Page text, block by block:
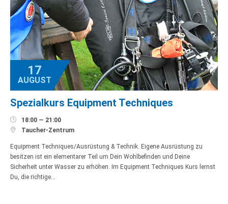
17
AUGUST
Spezialkurs Equipment Techniques
 18:00 — 21:00
 Taucher-Zentrum
Equipment Techniques/Ausrüstung & Technik. Eigene Ausrüstung zu
besitzen ist ein elementarer Teil um Dein Wohlbefinden und Deine
Sicherheit unter Wasser zu erhöhen. Im Equipment Techniques Kurs lernst
Du, die richtige…